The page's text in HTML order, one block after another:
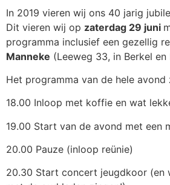
In 2019 vieren wij ons 40 jarig
Dit vieren wij op zaterdag 29 juni
programma inclusief een gezellig
Manneke (Leeweg 33, in Berkel en
Het programma van de hele
18.00 Inloop met koffie en wat
19.00 Start van de avond met een
20.00 Pauze (inloop reünie)
20.30 Start concert jeugdkoor (en